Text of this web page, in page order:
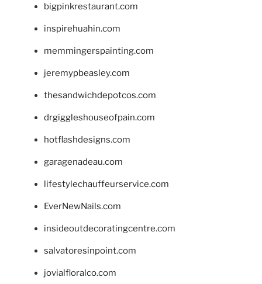
bigpinkrestaurant.com
inspirehuahin.com
memmingerspainting.com
jeremypbeasley.com
thesandwichdepotcos.com
drgiggleshouseofpain.com
hotflashdesigns.com
garagenadeau.com
lifestylechauffeurservice.com
EverNewNails.com
insideoutdecoratingcentre.com
salvatoresinpoint.com
jovialfloralco.com